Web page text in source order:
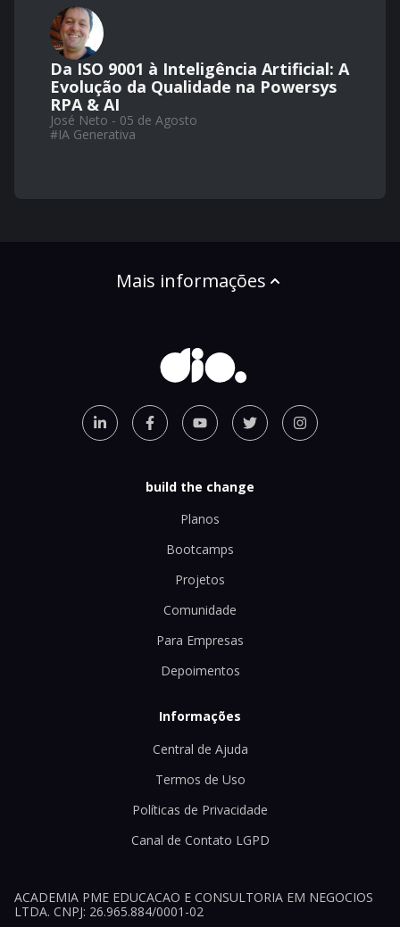
Da ISO 9001 à Inteligência Artificial: A
Evolução da Qualidade na Powersys
RPA & AI
José Neto - 05 de Agosto
#IA Generativa
Mais informações
build the change
Planos
Bootcamps
Projetos
Comunidade
Para Empresas
Depoimentos
Informações
Central de Ajuda
Termos de Uso
Políticas de Privacidade
Canal de Contato LGPD
ACADEMIA PME EDUCACAO E CONSULTORIA EM NEGOCIOS
LTDA. CNPJ: 26.965.884/0001-02